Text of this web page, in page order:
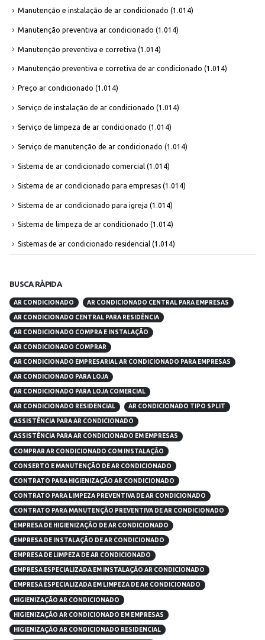
Manutenção e instalação de ar condicionado (1.014)
Manutenção preventiva ar condicionado (1.014)
Manutenção preventiva e corretiva (1.014)
Manutenção preventiva e corretiva de ar condicionado (1.014)
Preço ar condicionado (1.014)
Serviço de instalação de ar condicionado (1.014)
Serviço de limpeza de ar condicionado (1.014)
Serviço de manutenção de ar condicionado (1.014)
Sistema de ar condicionado comercial (1.014)
Sistema de ar condicionado para empresas (1.014)
Sistema de ar condicionado para igreja (1.014)
Sistema de limpeza de ar condicionado (1.014)
Sistemas de ar condicionado residencial (1.014)
BUSCA RÁPIDA
AR CONDICIONADO AR CONDICIONADO CENTRAL PARA EMPRESAS
AR CONDICIONADO CENTRAL PARA RESIDÊNCIA
AR CONDICIONADO COMPRA E INSTALAÇÃO
AR CONDICIONADO COMPRAR
AR CONDICIONADO EMPRESARIAL AR CONDICIONADO PARA EMPRESAS
AR CONDICIONADO PARA LOJA
AR CONDICIONADO PARA LOJA COMERCIAL
AR CONDICIONADO RESIDENCIAL AR CONDICIONADO TIPO SPLIT
ASSISTÊNCIA PARA AR CONDICIONADO
ASSISTÊNCIA PARA AR CONDICIONADO EM EMPRESAS
COMPRAR AR CONDICIONADO COM INSTALAÇÃO
CONSERTO E MANUTENÇÃO DE AR CONDICIONADO
CONTRATO PARA HIGIENIZAÇÃO AR CONDICIONADO
CONTRATO PARA LIMPEZA PREVENTIVA DE AR CONDICIONADO
CONTRATO PARA MANUTENÇÃO PREVENTIVA DE AR CONDICIONADO
EMPRESA DE HIGIENIZAÇÃO DE AR CONDICIONADO
EMPRESA DE INSTALAÇÃO DE AR CONDICIONADO
EMPRESA DE LIMPEZA DE AR CONDICIONADO
EMPRESA ESPECIALIZADA EM INSTALAÇÃO AR CONDICIONADO
EMPRESA ESPECIALIZADA EM LIMPEZA DE AR CONDICIONADO
HIGIENIZAÇÃO AR CONDICIONADO
HIGIENIZAÇÃO AR CONDICIONADO EM EMPRESAS
HIGIENIZAÇÃO AR CONDICIONADO RESIDENCIAL